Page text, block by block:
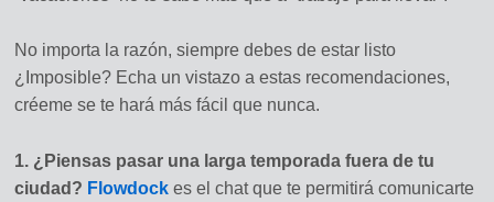
No importa la razón, siempre debes de estar listo
¿Imposible? Echa un vistazo a estas recomendaciones,
créeme se te hará más fácil que nunca.
1. ¿Piensas pasar una larga temporada fuera de tu
ciudad? Flowdock es el chat que te permitirá comunicarte